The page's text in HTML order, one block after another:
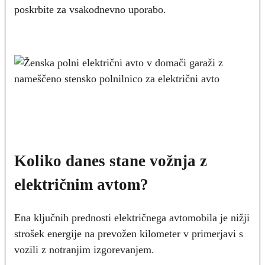
poskrbite za vsakodnevno uporabo.
Koliko danes stane vožnja z
električnim avtom?
Ena ključnih prednosti električnega avtomobila je nižji
strošek energije na prevožen kilometer v primerjavi s
vozili z notranjim izgorevanjem.